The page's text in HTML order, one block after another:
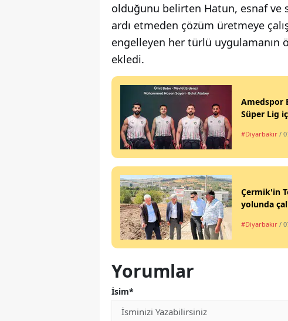
olduğunu belirten Hatun, esnaf ve
ardı etmeden çözüm üretmeye
engelleyen her türlü uygulamanın
ekledi.
Amedspor
Süper Lig
#Diyarbakır /
Çermik'in
yolunda
#Diyarbakır /
Yorumlar
İsim*